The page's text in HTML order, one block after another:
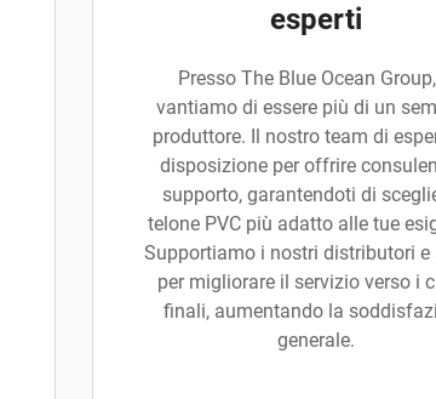
esperti
Presso The Blue Ocean
vantiamo di essere più di un
produttore. Il nostro team di
disposizione per offrire
supporto, garantendoti di
telone PVC più adatto alle tue
Supportiamo i nostri distributori e
per migliorare il servizio verso i
finali, aumentando la
generale.